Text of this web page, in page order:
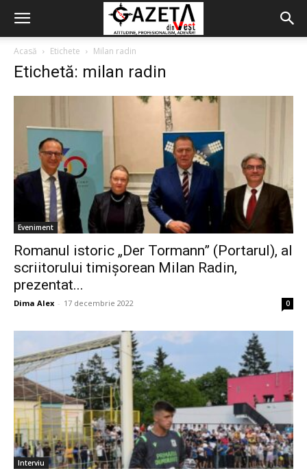
Acasă Etichete Milan radin
Etichetă: milan radin
Eveniment
Romanul istoric „Der Tormann” (Portarul), al
scriitorului timișorean Milan Radin,
prezentat...
Dima Alex - 17 decembrie 2022 0
Interviu